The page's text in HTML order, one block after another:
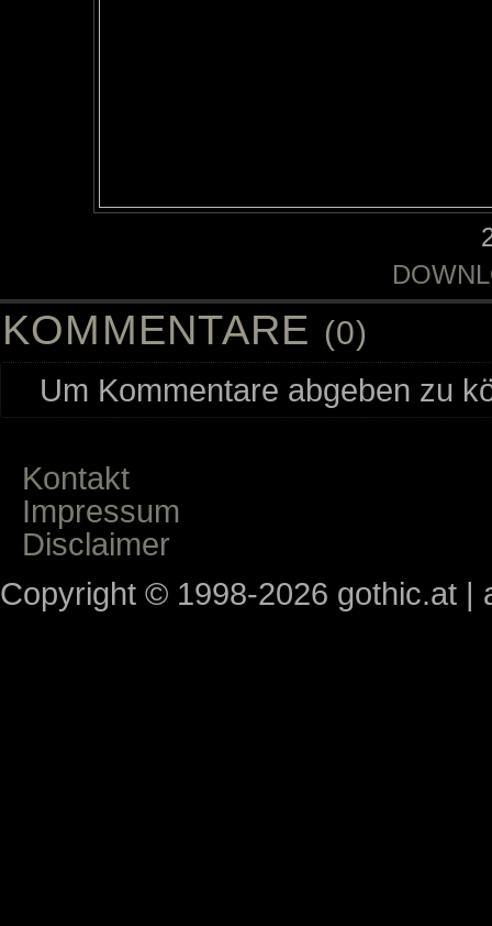
KOMMENTARE (0)
Um Kommentare abgeben zu
Kontakt
Impressum
Disclaimer
Copyright © 1998-2026 gothic.at |